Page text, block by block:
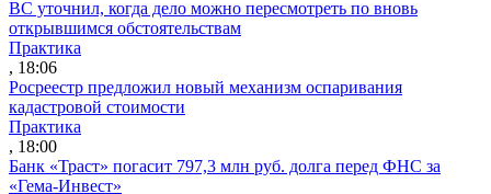
ВС уточнил, когда дело можно пересмотреть по вновь
открывшимся обстоятельствам
Практика
, 18:06
Росреестр предложил новый механизм оспаривания
кадастровой стоимости
Практика
, 18:00
Банк «Траст» погасит 797,3 млн руб. долга перед ФНС за
«Гема-Инвест»